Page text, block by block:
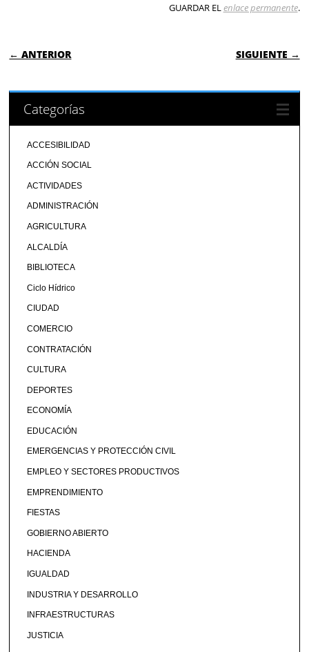
GUARDAR EL enlace permanente.
NAVEGACIÓN DE ENTRADAS
← ANTERIOR SIGUIENTE →
Categorías
ACCESIBILIDAD
ACCIÓN SOCIAL
ACTIVIDADES
ADMINISTRACIÓN
AGRICULTURA
ALCALDÍA
BIBLIOTECA
Ciclo Hídrico
CIUDAD
COMERCIO
CONTRATACIÓN
CULTURA
DEPORTES
ECONOMÍA
EDUCACIÓN
EMERGENCIAS Y PROTECCIÓN CIVIL
EMPLEO Y SECTORES PRODUCTIVOS
EMPRENDIMIENTO
FIESTAS
GOBIERNO ABIERTO
HACIENDA
IGUALDAD
INDUSTRIA Y DESARROLLO
INFRAESTRUCTURAS
JUSTICIA